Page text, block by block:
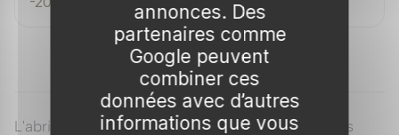
L'abricotier 'Currot' est la variete d'abricot la plus
annonces. Des
partenaires comme
Google peuvent
combiner ces
données avec d’autres
informations que vous